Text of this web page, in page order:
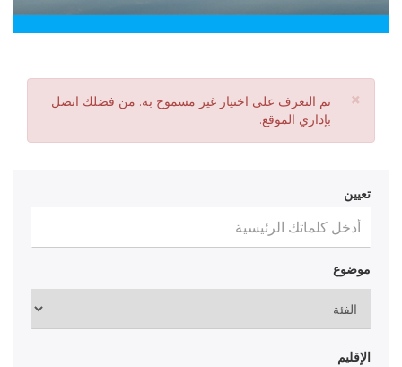
رسالة
تم التعرف على اختيار غير مسموح به. من فضلك اتصل
بإداري الموقع.
موضوع
الإقليم